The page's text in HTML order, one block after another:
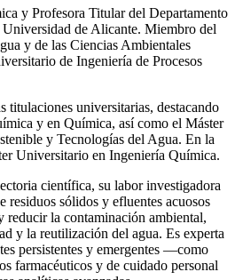
y Profesora Titular del Departamento
de Alicante. Miembro del
y de las Ciencias Ambientales
de Ingeniería de Procesos
titulaciones universitarias, destacando
y en Química, así como el Máster
y Tecnologías del Agua. En la
Universitario en Ingeniería Química.
científica, su labor investigadora
residuos sólidos y efluentes acuosos
reducir la contaminación ambiental,
y la reutilización del agua. Es experta
persistentes y emergentes —como
farmacéuticos y de cuidado personal